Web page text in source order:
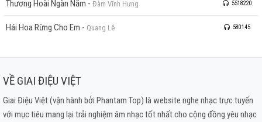
Thương Hoài Ngàn Năm - Đàm Vĩnh Hưng 5518220
Hái Hoa Rừng Cho Em - Quang Lê 580145
VỀ GIAI ĐIỆU VIỆT
Giai Điệu Việt (vận hành bởi Phantam Top) là website nghe nhạc trực tuyến
với mục tiêu mang lại trải nghiệm âm nhạc tốt nhất cho cộng đồng yêu nhạc